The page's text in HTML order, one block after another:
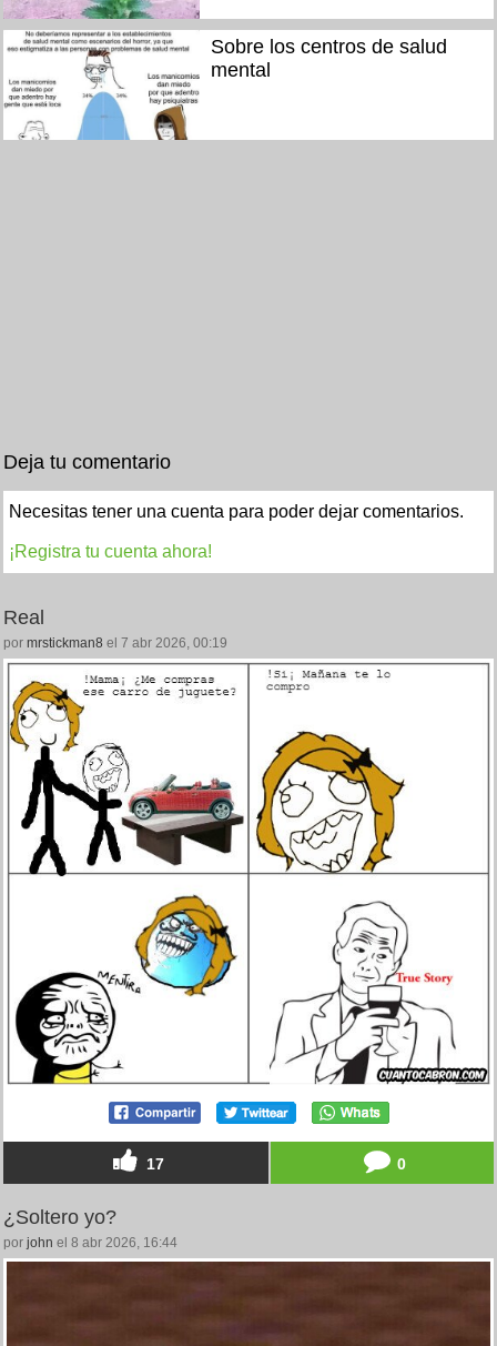
Sobre los centros de salud
mental
Deja tu comentario
Necesitas tener una cuenta para poder dejar comentarios.
¡Registra tu cuenta ahora!
Real
por mrstickman8 el 7 abr 2026, 00:19
17 0
¿Soltero yo?
por john el 8 abr 2026, 16:44